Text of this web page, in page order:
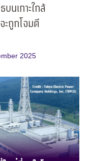
นเกาะใกล้
ถูกโจมตี
2025